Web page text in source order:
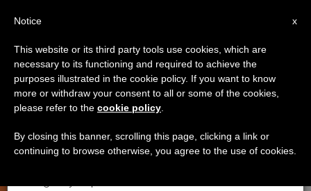
ANÁLISIS, JUSTICIA Y PAZ
×
Aviso importante
Del 27 de julio al 7 de agosto haremos la pausa
anual, aprovechando que en el periodo de verano
se generan menos informaciones y también el
x
Notice
This website or its third party tools use cookies, which are
necessary to its functioning and required to achieve the
purposes illustrated in the cookie policy. If you want to know
more or withdraw your consent to all or some of the cookies,
please refer to the cookie policy
By closing this banner, scrolling this page, clicking a link or
continuing to browse otherwise, you agree to the use of cookies.